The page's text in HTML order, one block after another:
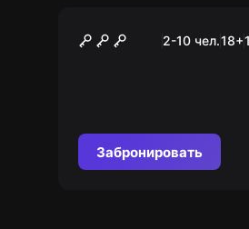
Ум на разум
2-10 чел.18+
Забронировать